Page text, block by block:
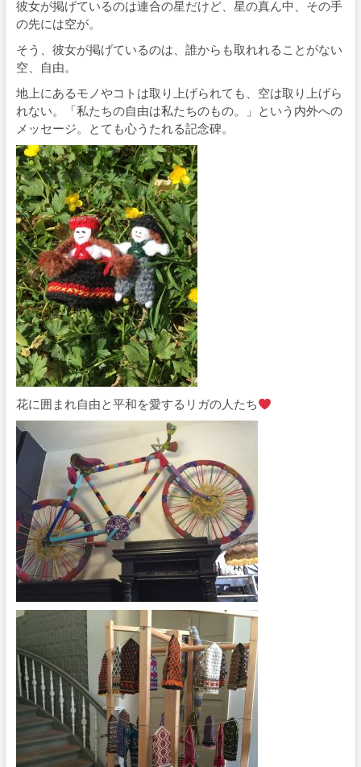
彼女が掲げているのは連合の星だけど、星の真ん中、その手
の先には空が。
そう、彼女が掲げているのは、誰からも取れれることがない
空、自由。
地上にあるモノやコトは取り上げられても、空は取り上げら
れない。「私たちの自由は私たちのもの。」という内外への
メッセージ。とても心うたれる記念碑。
花に囲まれ自由と平和を愛するリガの人たち